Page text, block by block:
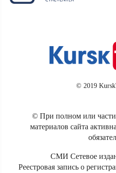
© 2019
© При полном или
материалов сайта
СМИ Сетевое
Реестровая запись о